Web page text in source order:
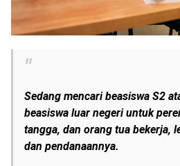
Sedang mencari beasiswa S2
beasiswa luar negeri untuk
tangga, dan orang tua bekerja,
dan pendanaannya.